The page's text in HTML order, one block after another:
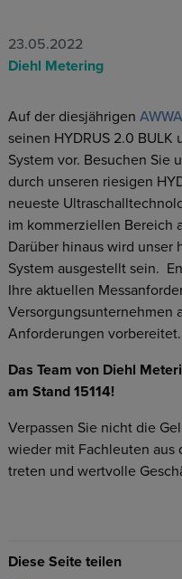
23.05.2022
Diehl Metering
Auf der diesjährigen
seinen HYDRUS 2.0 BULK
System vor. Besuchen Sie
durch unseren riesigen
neueste
im kommerziellen Bereich
Darüber hinaus wird unser
System ausgestellt sein.
Ihre aktuellen
Versorgungsunternehmen
Anforderungen vorbereitet.
Das Team von Diehl
am Stand 15114!
Verpassen Sie nicht die
wieder mit Fachleuten aus
treten und wertvolle
Diese Seite teilen